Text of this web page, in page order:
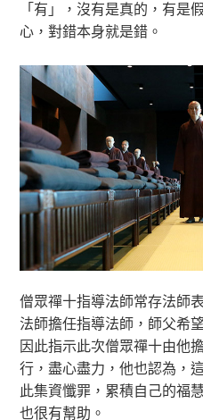
「有」，沒有是真的，有是
心，對錯本身就是錯。
僧眾禪十指導法師常存法師
法師擔任指導法師，師父希
因此指示此次僧眾禪十由他
行，盡心盡力，他也認為，
此集資懺罪，累積自己的福
也很有幫助。